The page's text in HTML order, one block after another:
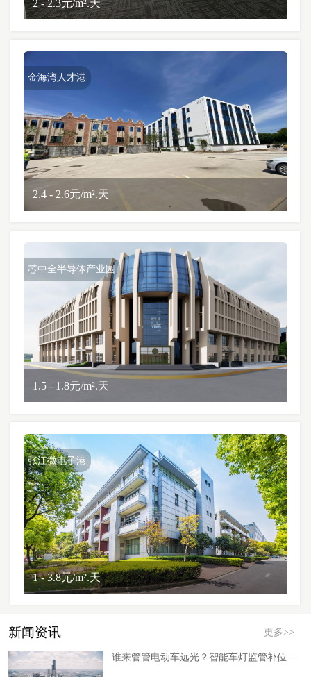
2 - 2.3元/m².天
金海湾人才港
2.4 - 2.6元/m².天
芯中全半导体产业园
1.5 - 1.8元/m².天
张江微电子港
1 - 3.8元/m².天
新闻资讯 更多>>